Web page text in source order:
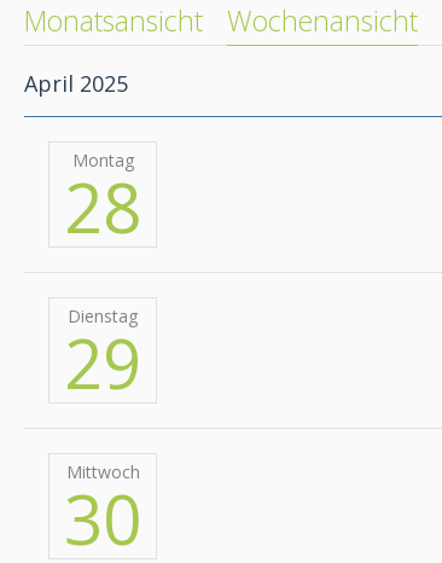
Monatsansicht Wochenansicht
April 2025
Montag
28
Dienstag
29
Mittwoch
30